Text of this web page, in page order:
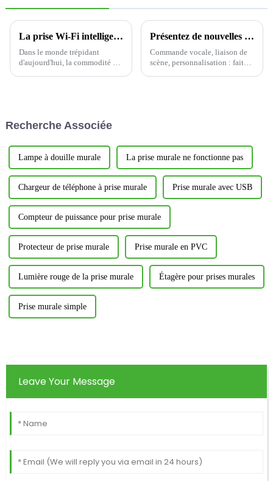
La prise Wi-Fi intelligente offre un confort ultime
Dans le monde trépidant
d'aujourd'hui, la commodité est
et de surveiller nos espaces de
Présentez de nouvelles solutions de maison intelligente qui redéfinissent le confort de vie
Commande vocale, liaison de
scène, personnalisation : faites
Recherche Associée
Lampe à douille murale La prise murale ne fonctionne pas
Chargeur de téléphone à prise murale Prise murale avec USB
Compteur de puissance pour prise murale
Protecteur de prise murale Prise murale en PVC
Lumière rouge de la prise murale Étagère pour prises murales
Prise murale simple
Leave Your Message